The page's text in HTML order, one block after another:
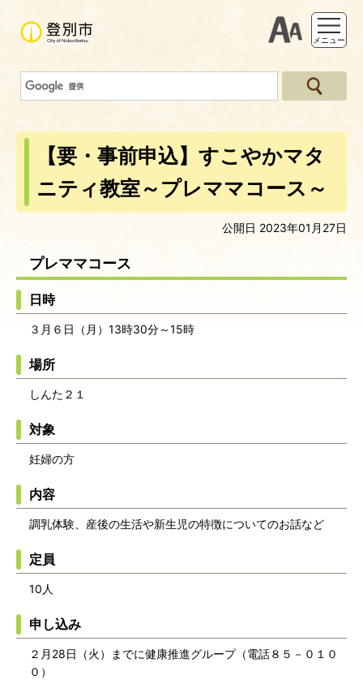
支援ツー
メニュー
【要・事前申込】すこやかマタ
ニティ教室～プレママコース～
公開日 2023年01月27日
プレママコース
日時
３月６日（月）13時30分～15時
場所
しんた２１
対象
妊婦の方
内容
調乳体験、産後の生活や新生児の特徴についてのお話など
定員
10人
申し込み
２月28日（火）までに健康推進グループ（電話８５－０１０
０）